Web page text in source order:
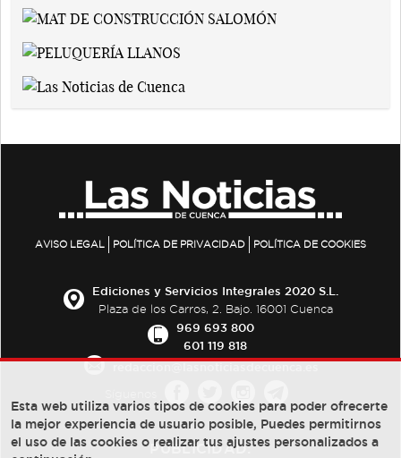
AVISO LEGAL POLÍTICA DE PRIVACIDAD POLÍTICA DE COOKIES
Ediciones y Servicios Integrales 2020 S.L.
Plaza de los Carros, 2. Bajo. 16001 Cuenca
969 693 800
601 119 818
PUBLICIDAD:
Esta web utiliza varios tipos de cookies para poder ofrecerte
la mejor experiencia de usuario posible, Puedes permitirnos
el uso de las cookies o realizar tus ajustes personalizados a